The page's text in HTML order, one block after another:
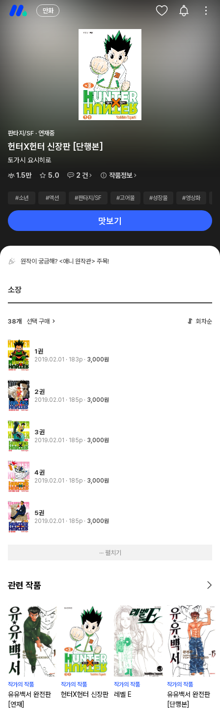
만화
판타지/SF · 연재중
헌터X헌터 신장판 [단행본]
토가시 요시히로
1.5만
5.0 2 건 작품정보
#소년 #액션 #판타지/SF #고어물 #성장물 #영상화
맛보기
원작이 궁금해? <애니 원작관> 주목!
소장
38개 선택 구매 회차순
1권
2019.02.01 · 183p 3,000원
2권
2019.02.01 · 185p 3,000원
3권
2019.02.01 · 185p 3,000원
4권
2019.02.01 · 185p 3,000원
5권
2019.02.01 · 185p 3,000원
··· 펼치기
관련 작품
작가의 작품
유유백서 완전판
[연재]
작가의 작품
헌터X헌터 신장판
작가의 작품
레벨 E
작가의 작품
유유백서 완전판
[단행본]